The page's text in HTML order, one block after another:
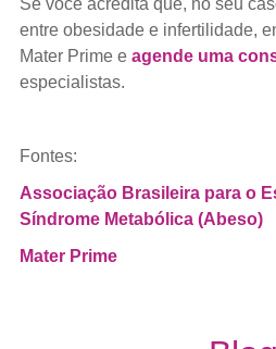
entre obesidade e infertilidade,
Mater Prime e agende uma
especialistas.
Fontes:
Associação Brasileira para o
Síndrome Metabólica (Abeso)
Mater Prime